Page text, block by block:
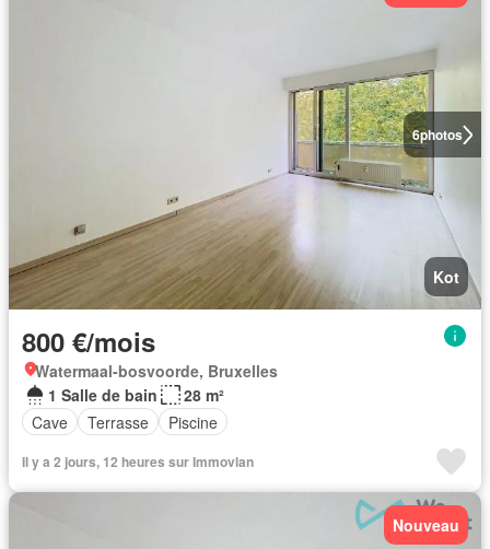
6photos
Kot
800 €/mois
Watermaal-bosvoorde, Bruxelles
1 Salle de bain
28 m²
Cave
Terrasse Piscine
Il y a 2 jours, 12 heures sur Immovlan
Nouveau